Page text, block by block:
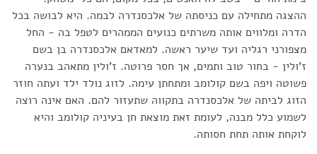
ההצגה מתחילה עם כניסתה של אלכסנדרה לבמה. היא לבושה בכל
הדרה ומלווים אותה משרתים כנועים הממהרים לטפל בה - החל
מצפורני רגליה ועד שיער ראשה. למאדאם אלכסנדרה בן בשם
ז'ולין - בחור טוב ותמים, אך חסר פרוטה. ז'ולין מתאהב בנערה
פשוטה ויפה בשם קולומב ומתחתן עימה. לזוג נולד ילד ועתה חוזר
הזוג לביתה של אלכסנדרה בתקווה שתעזור להם. האם אינה רוצה
לשמוע כלל מבנה, לעומת זאת מוצאת חן בעיניה קולומב והיא
לוקחת אותה תחת חסותה.